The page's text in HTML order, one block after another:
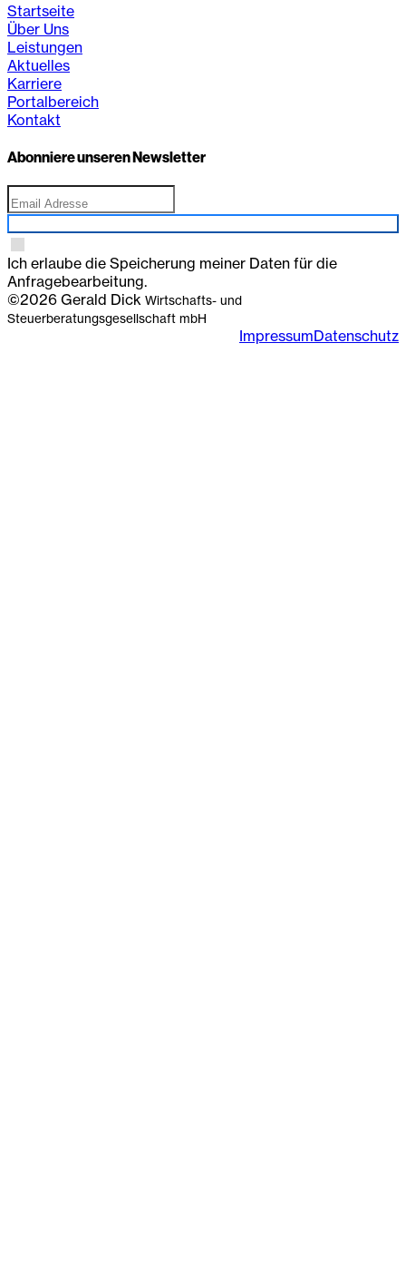
Startseite
Über Uns
Leistungen
Aktuelles
Karriere
Portalbereich
Kontakt
Abonniere unseren Newsletter
Ich erlaube die Speicherung meiner Daten für die
Anfragebearbeitung.
©2026 Gerald Dick Wirtschafts- und
Steuerberatungsgesellschaft mbH
ImpressumDatenschutz